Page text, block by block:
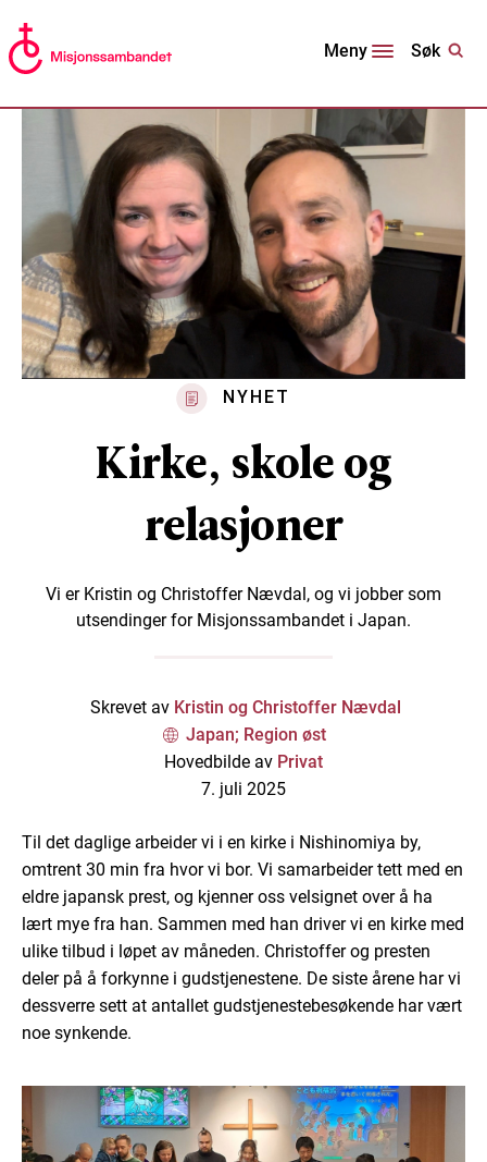
Meny Søk
NYHET
Kirke, skole og
relasjoner
Vi er Kristin og Christoffer Nævdal, og vi jobber som
utsendinger for Misjonssambandet i Japan.
Skrevet av Kristin og Christoffer Nævdal
Japan; Region øst
Hovedbilde av Privat
7. juli 2025
Til det daglige arbeidervi i en kirke i Nishinomiya by,
omtrent 30 min fra hvor vi bor. Vi samarbeider tett med en
eldre japansk prest, og kjenner oss velsignet over å ha
lært mye fra han. Sammen med han drivervi en kirke med
ulike tilbud i løpet av måneden. Christoffer og presten
deler på å forkynne i gudstjenestene. De siste årene har vi
dessverre sett at antallet gudstjenestebesøkende har vært
noe synkende.